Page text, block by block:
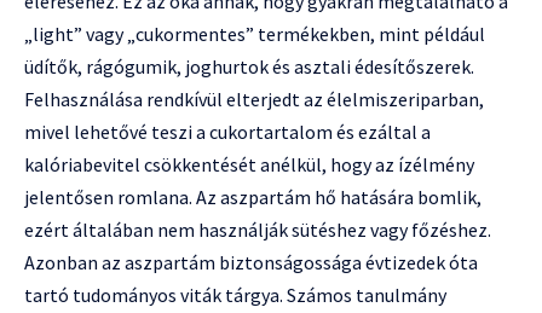
„light” vagy „cukormentes” termékekben, mint például
üdítők, rágógumik, joghurtok és asztali édesítőszerek.
Felhasználása rendkívül elterjedt az élelmiszeriparban,
mivel lehetővé teszi a cukortartalom és ezáltal a
kalóriabevitel csökkentését anélkül, hogy az ízélmény
jelentősen romlana. Az aszpartám hő hatására bomlik,
ezért általában nem használják sütéshez vagy főzéshez.
Azonban az aszpartám biztonságossága évtizedek óta
tartó tudományos viták tárgya. Számos tanulmány